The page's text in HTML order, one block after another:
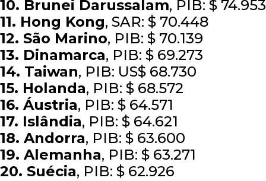
10. Brunei Darussalam, PIB: $ 74.953
11. Hong Kong, SAR: $ 70.448
12. São Marino, PIB: $ 70.139
13. Dinamarca, PIB: $ 69.273
14. Taiwan, PIB: US$ 68.730
15. Holanda, PIB: $ 68.572
16. Áustria, PIB: $ 64.571
17. Islândia, PIB: $ 64.621
18. Andorra, PIB: $ 63.600
19. Alemanha, PIB: $ 63.271
20. Suécia, PIB: $ 62.926